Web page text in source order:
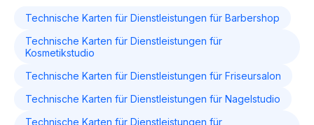
Technische Karten für Dienstleistungen für Barbershop
Technische Karten für Dienstleistungen für
Kosmetikstudio
Technische Karten für Dienstleistungen für Friseursalon
Technische Karten für Dienstleistungen für Nagelstudio
Technische Karten für Dienstleistungen für